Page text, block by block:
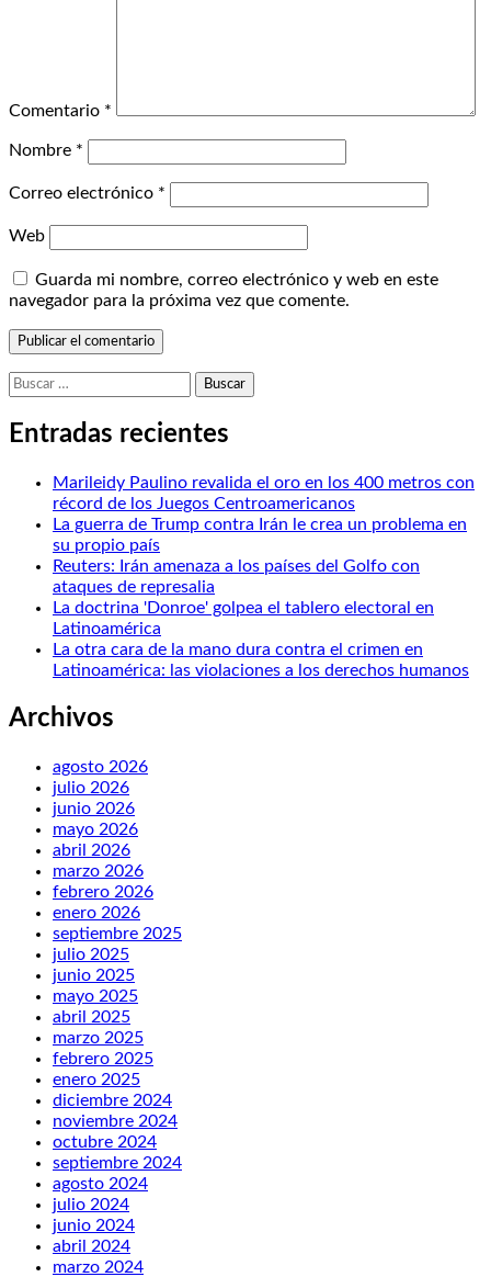
Comentario *
Nombre *
Correo electrónico *
Web
Guarda mi nombre, correo electrónico y web en este
navegador para la próxima vez que comente.
Buscar:
Entradas recientes
Marileidy Paulino revalida el oro en los 400 metros con
récord de los Juegos Centroamericanos
La guerra de Trump contra Irán le crea un problema en
su propio país
Reuters: Irán amenaza a los países del Golfo con
ataques de represalia
La doctrina 'Donroe' golpea el tablero electoral en
Latinoamérica
La otra cara de la mano dura contra el crimen en
Latinoamérica: las violaciones a los derechos humanos
Archivos
agosto 2026
julio 2026
junio 2026
mayo 2026
abril 2026
marzo 2026
febrero 2026
enero 2026
septiembre 2025
julio 2025
junio 2025
mayo 2025
abril 2025
marzo 2025
febrero 2025
enero 2025
diciembre 2024
noviembre 2024
octubre 2024
septiembre 2024
agosto 2024
julio 2024
junio 2024
abril 2024
marzo 2024